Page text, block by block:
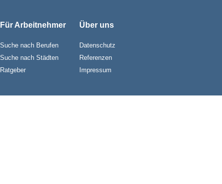
Für Arbeitnehmer
Suche nach Berufen
Suche nach Städten
Ratgeber
Über uns
Datenschutz
Referenzen
Impressum